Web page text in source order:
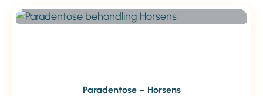
Paradentose – Horsens